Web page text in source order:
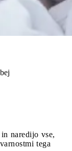
naredijo vse,
tega